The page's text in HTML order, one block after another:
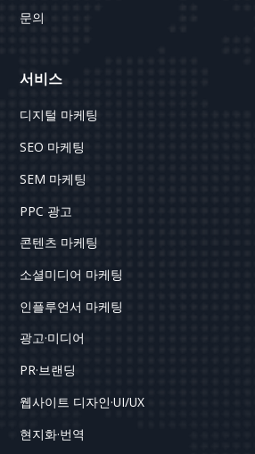
문의
서비스
디지털 마케팅
SEO 마케팅
SEM 마케팅
PPC 광고
콘텐츠 마케팅
소셜미디어 마케팅
인플루언서 마케팅
광고·미디어
PR·브랜딩
웹사이트 디자인·UI/UX
현지화·번역